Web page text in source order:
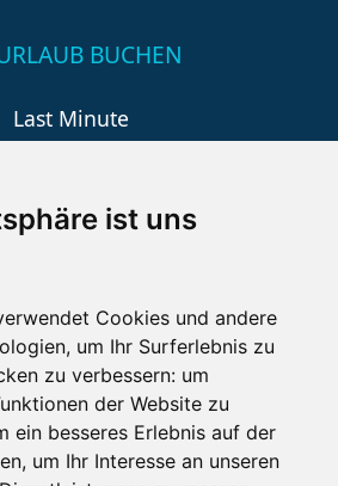
ist uns
Cookies und andere
um Ihr Surferlebnis zu
zu verbessern: um
der Website zu
ein besseres Erlebnis auf der
, um Ihr Interesse an unseren
BUCHEN
Last Minute
Wellness
SKI APP
Ski APP für iOS und Android - Ein
und Schneefreaks!